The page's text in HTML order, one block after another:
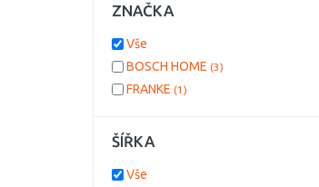
ZNAČKA
Vše
BOSCH HOME (3)
FRANKE (1)
ŠÍŘKA
Vše